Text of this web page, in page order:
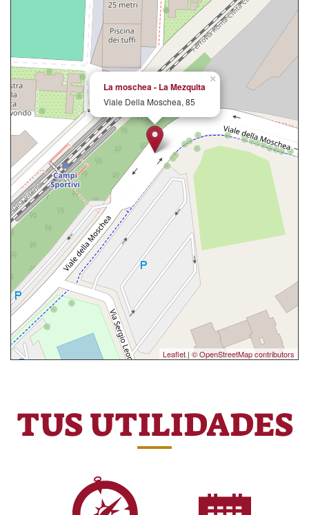
×
La moschea - La Mezquita
Viale Della Moschea, 85
Leaflet | © OpenStreetMap contributors
TUS UTILIDADES